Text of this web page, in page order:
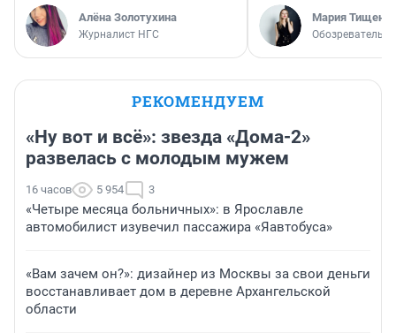
Алёна Золотухина
Журналист НГС
Мария Тищенко
Обозреватель
РЕКОМЕНДУЕМ
«Ну вот и всё»: звезда «Дома-2»
развелась с молодым мужем
16 часов 5 954 3
«Четыре месяца больничных»: в Ярославле
автомобилист изувечил пассажира «Яавтобуса»
«Вам зачем он?»: дизайнер из Москвы за свои деньги
восстанавливает дом в деревне Архангельской
области